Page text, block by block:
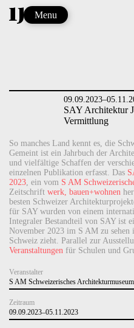
Menu
SAY Architektur
Vermittlung
So manches Land kennt es, die
Gemeint ist ein Jahrbuch der
und vielfältige Schaffen der
einzelnen Publikation erfasst. Das
2023, ein vom S AM
Zeitschrift werk, bauen+wohnen
besten Schweizer
für SAY wurden von einem
Integraler Bestandteil von SAY ist
November 2023 im S AM zu sehen
Schweiz zieht. Parallel zur
Veranstaltungen für Schulen und
Veranstalter
S AM Schweizerisches Architekturmuseum
Zeitraum
09.09.2023–05.11.2023